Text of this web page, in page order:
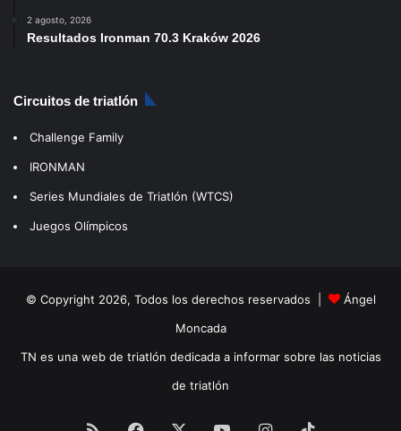
2 agosto, 2026
Resultados Ironman 70.3 Kraków 2026
Circuitos de triatlón
Challenge Family
IRONMAN
Series Mundiales de Triatlón (WTCS)
Juegos Olímpicos
© Copyright 2026, Todos los derechos reservados |
Ángel
Moncada
TN es una web de triatlón dedicada a informar sobre las noticias
de triatlón